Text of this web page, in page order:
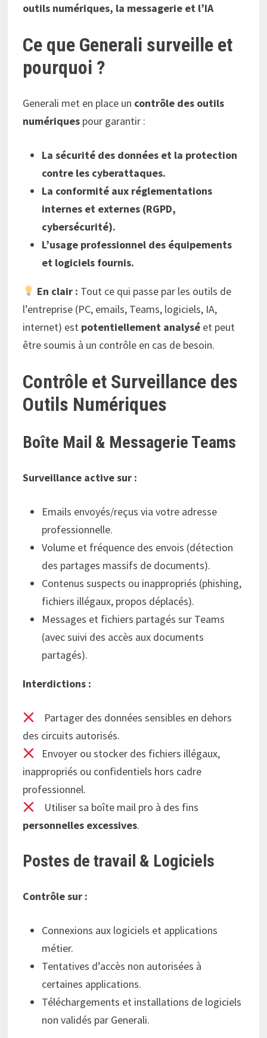
outils numériques, la messagerie et l’IA
Ce que Generali surveille et
pourquoi ?
Generali met en place un contrôle des outils
numériquespour garantir :
La sécurité des données et la protection
contre les cyberattaques.
La conformité aux réglementations
internes et externes (RGPD,
cybersécurité).
L’usage professionnel des équipements
et logiciels fournis.
En clair : Tout ce qui passe par les outils de
l’entreprise (PC, emails, Teams, logiciels, IA,
internet) est potentiellement analyséet peut
être soumis à un contrôle en cas de besoin.
Contrôle et Surveillance des
Outils Numériques
Boîte Mail & Messagerie Teams
Surveillance active sur :
Emails envoyés/reçus via votre adresse
professionnelle.
Volume et fréquence des envois (détection
des partages massifs de documents).
Contenus suspects ou inappropriés (phishing,
fichiers illégaux, propos déplacés).
Messages et fichiers partagés sur Teams
(avec suivi des accès aux documents
partagés).
Interdictions :
Partager des données sensibles en dehors
des circuits autorisés.
Envoyer ou stocker des fichiers illégaux,
inappropriés ou confidentiels hors cadre
professionnel.
Utiliser sa boîte mail pro à des fins
personnelles excessives.
Postes de travail & Logiciels
Contrôle sur :
Connexions aux logiciels et applications
métier.
Tentatives d’accès non autorisées à
certaines applications.
Téléchargements et installations de logiciels
non validés par Generali.